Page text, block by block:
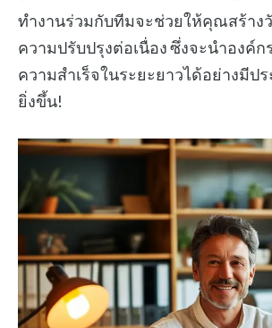
ทำงานร่วมกับทีมจะช่วยให้คุณสร้าง
ความปรับปรุงต่อเนื่อง ซึ่งจะนำองค์
ความสำเร็จในระยะยาวได้อย่างมีป
ยิ่งขึ้น!